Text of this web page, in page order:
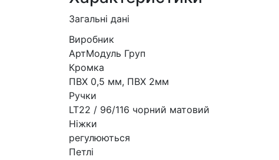
Загальні дані
Виробник
АртМодуль Груп
Кромка
ПВХ 0,5 мм, ПВХ 2мм
Ручки
LT22 / 96/116 чорний матовий
Ніжки
регулюються
Петлі